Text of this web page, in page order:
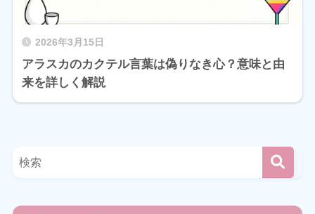
2026年3月15日
アラスカのカクテル言葉は偽りなき心？意味と由
来を詳しく解説